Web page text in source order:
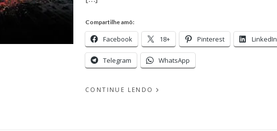
Compartilhe amô:
Facebook 18+ Pinterest LinkedIn
Telegram WhatsApp
CONTINUE LENDO